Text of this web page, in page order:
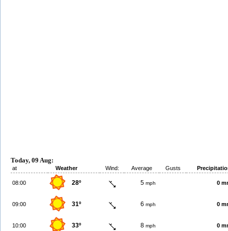
Today, 09 Aug:
at Weather Wind: Average Gusts
08:00 28º 5 mph 0
09:00 31º 6 mph 0
10:00 33º 8 mph 0